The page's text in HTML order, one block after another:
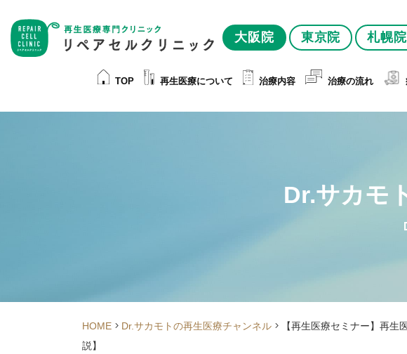
大阪院 東京院 札幌院
TOP 再生医療について 治療内容 治療の流れ
Dr.サカモ
HOME Dr.サカモトの再生医療チャンネル
【再生医療セミナー】再
説】